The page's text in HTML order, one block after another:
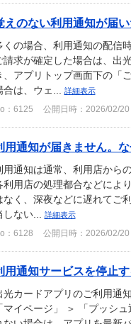
えのない利用通知が届
くの場合、利用通知の配信
請求が確定した場合は、出
、アプリトップ画面下の「
合は、ウェ...
詳細表示
：6125 公開日時：2026/02/20
用通知が届きません。な
用通知は通常、利用店から
利用店の処理都合などによ
なく、深夜などに遅れてご
しない...
詳細表示
：6128 公開日時：2026/02/20
用通知サービスを停止
光カードアプリのご利用通
マイページ」 ＞ 「プッシ